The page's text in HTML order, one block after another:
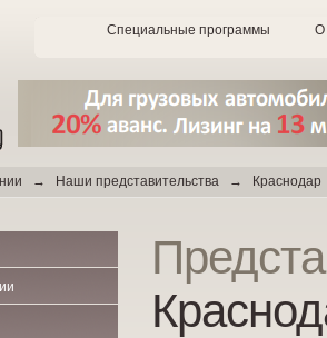
Специальные программы О
→ Наши представительства → Краснодар